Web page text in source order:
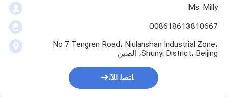
Ms. Milly
008618613810667
No 7 Tengren Road، Niulanshan Industrial Zone،
Shunyi District، Beijing، الصين
ﺎﺘﺼﻟ ﺍﻶﻧ